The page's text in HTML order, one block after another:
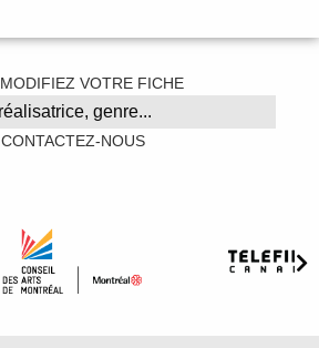
MODIFIEZ VOTRE FICHE
CONTACTEZ-NOUS